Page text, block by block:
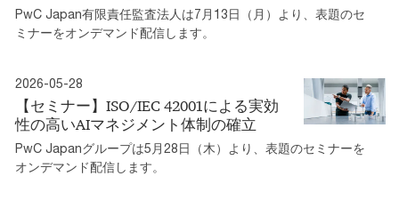
PwC Japan有限責任監査法人は7月13日（月）より、表題のセ
ミナーをオンデマンド配信します。
2026-05-28
【セミナー】ISO/IEC 42001による実効
性の高いAIマネジメント体制の確立
PwC Japanグループは5月28日（木）より、表題のセミナーを
オンデマンド配信します。